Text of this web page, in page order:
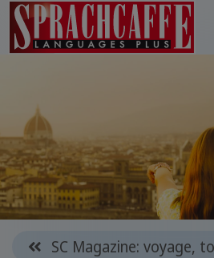
SC Magazine: voyage,